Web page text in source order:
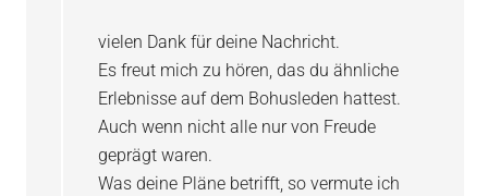
vielen Dank für deine Nachricht.
Es freut mich zu hören, das du ähnliche
Erlebnisse auf dem Bohusleden hattest.
Auch wenn nicht alle nur von Freude
geprägt waren.
Was deine Pläne betrifft, so vermute ich